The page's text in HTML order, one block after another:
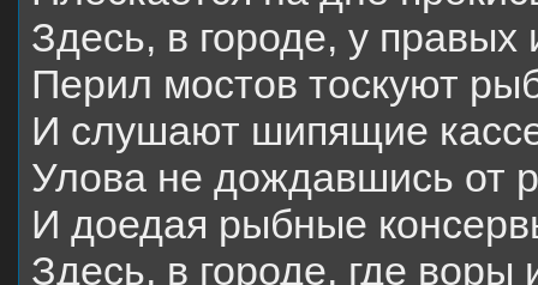
Здесь, в городе, у правых
Перил мостов тоскуют
И слушают шипящие
Улова не дождавшись от
И доедая рыбные
Здесь, в городе, где воры